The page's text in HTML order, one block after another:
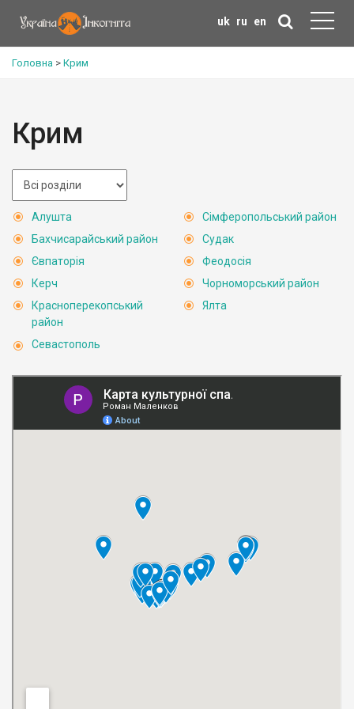
uk ru en
Головна > Крим
Крим
Алушта
Бахчисарайський район
Євпаторія
Керч
Красноперекопський
район
Севастополь
Сімферопольський район
Судак
Феодосія
Чорноморський район
Ялта